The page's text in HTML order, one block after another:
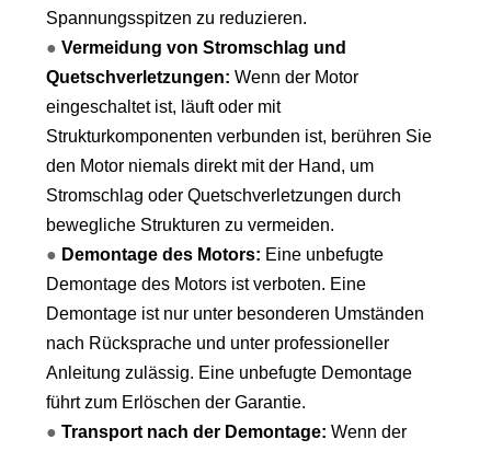
Spannungsspitzen zu reduzieren.
● Vermeidung von Stromschlag und
Quetschverletzungen: Wenn der Motor
eingeschaltet ist, läuft oder mit
Strukturkomponenten verbunden ist, berühren Sie
den Motor niemals direkt mit der Hand, um
Stromschlag oder Quetschverletzungen durch
bewegliche Strukturen zu vermeiden.
● Demontage des Motors: Eine unbefugte
Demontage des Motors ist verboten. Eine
Demontage ist nur unter besonderen Umständen
nach Rücksprache und unter professioneller
Anleitung zulässig. Eine unbefugte Demontage
führt zum Erlöschen der Garantie.
● Transport nach der Demontage: Wenn der